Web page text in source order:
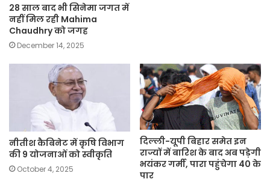
28 साल बाद भी सिनेमा जगत में
नहीं मिल रही Mahima
Chaudhry को जगह
December 14, 2025
नीतीश कैबिनेट में कृषि विभाग
की 9 योजनाओं को स्वीकृति
October 4, 2025
दिल्ली-यूपी बिहार समेत इन
राज्यों में बारिश के बाद अब पड़ेगी
भयंकर गर्मी, पारा पहुंचेगा 40 के
पार